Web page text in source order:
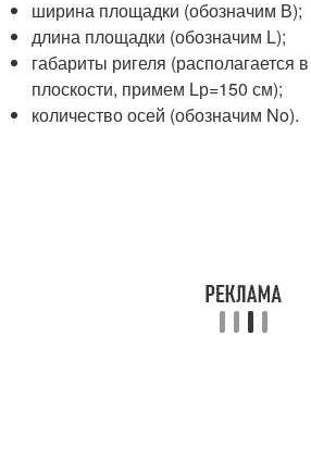
ширина площадки (обозначим В);
длина площадки (обозначим L);
габариты ригеля (располагается
плоскости, примем Lр=150 см);
количество осей (обозначим No).